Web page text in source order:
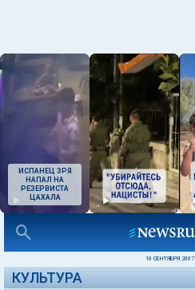
ИСПАНЕЦ ЗРЯ
НАПАЛ НА
РЕЗЕРВИСТА
ЦАХАЛА
10 СЕНТЯБРЯ 2007
КУЛЬТУРА